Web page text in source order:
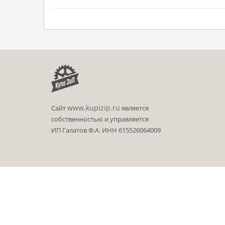
Сайтwww.kupizip.ru является
собственностью и управляется
ИП Галатов Ф.А. ИНН 615526064009